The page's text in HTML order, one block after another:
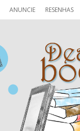
ANUNCIE RESENHAS